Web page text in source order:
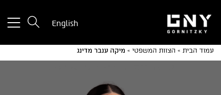
English
עמוד הבית » הצוות המשפטי » מיקה ענבר מדינג